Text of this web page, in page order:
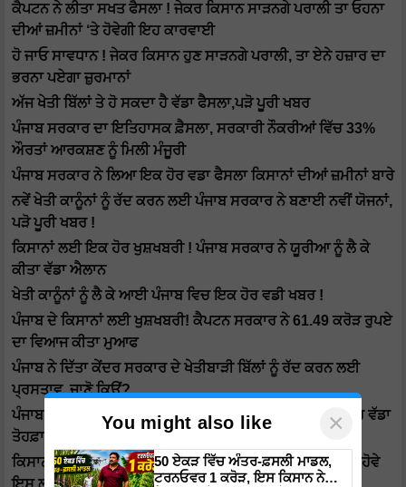
ਕੈਪਟਨ ਨੇ ਲੀਤਾ ਸਖਤ ਫੈਸਲਾ ! ਜੇਕਰ ਕਿਸਾਨ ਸਾੜਨਗੇ ਪਰਾਲੀ ਤਾ ਓਹਨਾ
ਦੀਆਂ ਜ਼ਮੀਨਾਂ ‘ਤੇ ਹੋਵੇਗੀ ਇਹ ਕਾਰਵਾਈ
ਹੋ ਜਾਓ ਸਾਵਧਾਨ ! ਜੇਕਰ ਕਿਸਾਨ ਹੁਣ ਸਾੜਨਗੇ ਪਰਾਲੀ, ਤਾ ਏਨੇ ਹਜ਼ਾਰ ਦਾ
ਭਰਨਾ ਪਏਗਾ ਜ਼ੁਰਮਾਨਾਂ
ਅੱਜ ਖੇਤੀ ਬਿੱਲਾਂ ਤੇ ਹੋ ਸਕਦਾ ਹੈ ਵੱਡਾ ਫੈਸਲਾ,ਪੜੋ ਪੂਰੀ ਖਬਰ
ਪੰਜਾਬ ਸਰਕਾਰ ਦਾ ਇਤਿਹਾਸਕ ਫ਼ੈਸਲਾ, ਸਰਕਾਰੀ ਨੌਕਰੀਆਂ ਵਿੱਚ 33%
ਔਰਤਾਂ ਆਰਕਸ਼ਣ ਨੂੰ ਮਿਲੀ ਮੰਜੂਰੀ
ਪੰਜਾਬ ਸਰਕਾਰ ਨੇ ਲਿਆ ਇਕ ਹੋਰ ਵਡਾ ਫੈਸਲਾ ਕਿਸਾਨਾਂ ਦੀਆਂ ਜ਼ਮੀਨਾਂ ਬਾਰੇ
ਨਵੇਂ ਖੇਤੀ ਕਾਨੂੰਨਾਂ ਨੂੰ ਰੱਦ ਕਰਨ ਲਈ ਪੰਜਾਬ ਸਰਕਾਰ ਨੇ ਬਣਾਈ ਨਵੀਂ ਯੋਜਨਾਂ,
ਪੜੋ ਪੂਰੀ ਖਬਰ !
ਕਿਸਾਨਾਂ ਲਈ ਇਕ ਹੋਰ ਖੁਸ਼ਖਬਰੀ ! ਪੰਜਾਬ ਸਰਕਾਰ ਨੇ ਯੂਰੀਆ ਨੂੰ ਲੈ ਕੇ
ਕੀਤਾ ਵੱਡਾ ਐਲਾਨ
ਖੇਤੀ ਕਾਨੂੰਨਾਂ ਨੂੰ ਲੈ ਕੇ ਆਈ ਪੰਜਾਬ ਵਿਚ ਇਕ ਹੋਰ ਵਡੀ ਖਬਰ !
ਪੰਜਾਬ ਦੇ ਕਿਸਾਨਾਂ ਲਈ ਖੁਸ਼ਖਬਰੀ! ਕੈਪਟਨ ਸਰਕਾਰ ਨੇ 61.49 ਕਰੋੜ ਰੁਪਏ
ਦਾ ਵਿਆਜ ਕੀਤਾ ਮੁਆਫ
ਪੰਜਾਬ ਨੇ ਦਿੱਤਾ ਕੇਂਦਰ ਸਰਕਾਰ ਦੇ ਖੇਤੀਬਾੜੀ ਬਿੱਲਾਂ ਨੂੰ ਰੱਦ ਕਰਨ ਲਈ
ਪ੍ਰਸਤਾਵ, ਜਾਣੋ ਕਿਉਂ?
ਪੰਜਾਬ ਸਰਕਾਰ ਨੇ ਛੋਟੇ ਅਤੇ ਦਰਮਿਆਨੇ ਦੇ ਕਿਸਾਨਾਂ ਨੂੰ ਦੀਤਾ ਇਕ ਹੋਰ ਵੱਡਾ
ਤੋਹਫ਼ਾ
ਕਿਸਾਨਾਂ ਨੂੰ ਕਣਕ ਅਤੇ ਹੋਰ ਫ਼ਸਲਾਂ ਬੀਜਣ ਵਿੱਚ ਕੋਈ ਮੁਸ਼ਕਲ ਪੇਸ਼ ਨਾ ਹੋਵੇ
You might also like ×
50 ਏਕੜ ਵਿੱਚ ਅੰਤਰ-ਫ਼ਸਲੀ ਮਾਡਲ,
ਟਰਨਓਵਰ 1 ਕਰੋੜ, ਇਸ ਕਿਸਾਨ ਨੇ